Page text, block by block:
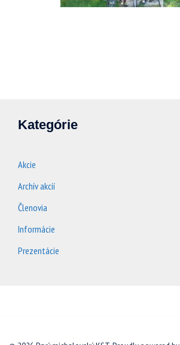
Kategórie
Akcie
Archív akcií
Členovia
Informácie
Prezentácie